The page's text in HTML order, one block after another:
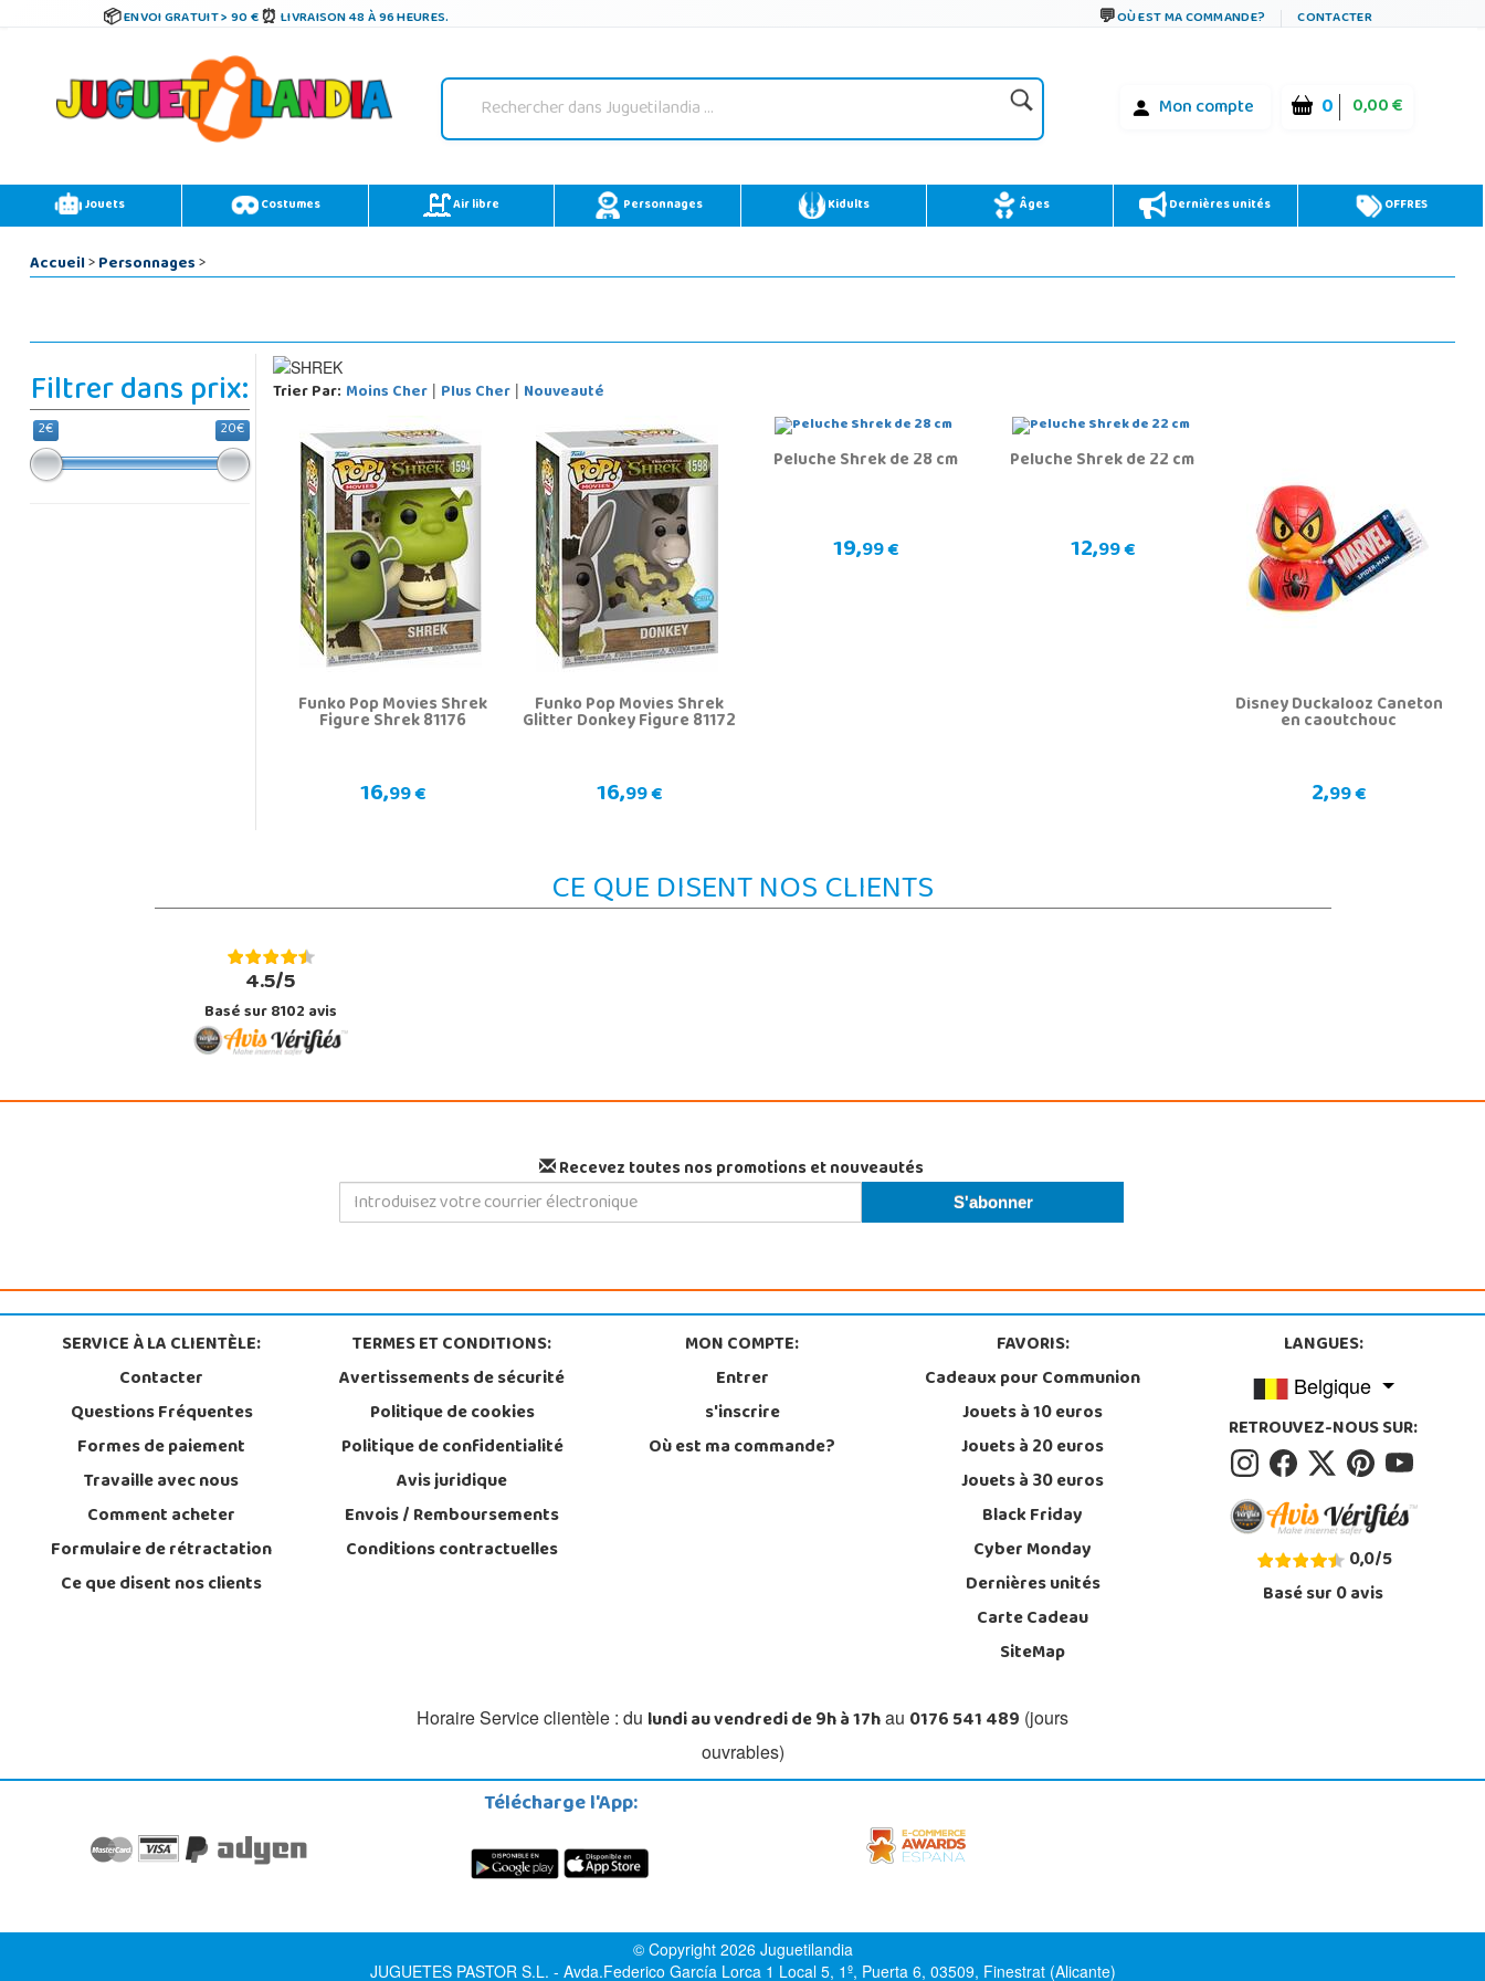
ENVOI GRATUIT > 90 € LIVRAISON 48 À 96 HEURES. OÙ EST MA COMMANDE? CONTACTER
Mon compte 0 0,00 €
Jouets Costumes Air libre Personnages Kidults Âges Dernières unités OFFRES
Accueil>Personnages>
Filtrer dans prix:
2€ 20€
Trier Par: Moins Cher| Plus Cher| Nouveauté
Funko Pop Movies Shrek
Figure Shrek 81176
16,99 €
Funko Pop Movies Shrek
Glitter Donkey Figure 81172
16,99 €
Peluche Shrek de 28 cm
19,99 €
Peluche Shrek de 22 cm
12,99 €
Disney Duckalooz Caneton
en caoutchouc
2,99 €
CE QUE DISENT NOS CLIENTS
4.5/5
Basé sur 8102 avis
Recevez toutes nos promotions et nouveautés
SERVICE À LA CLIENTÈLE:
Contacter
Questions Fréquentes
Formes de paiement
Travaille avec nous
Comment acheter
Formulaire de rétractation
Ce que disent nos clients
TERMES ET CONDITIONS:
Avertissements de sécurité
Politique de cookies
Politique de confidentialité
Avis juridique
Envois / Remboursements
Conditions contractuelles
MON COMPTE:
Entrer
s'inscrire
Où est ma commande?
FAVORIS:
Cadeaux pour Communion
Jouets à 10 euros
Jouets à 20 euros
Jouets à 30 euros
Black Friday
Cyber Monday
Dernières unités
Carte Cadeau
SiteMap
LANGUES:
Belgique
RETROUVEZ-NOUS SUR:
0,0/5
Basé sur0avis
Horaire Service clientèle : du lundi au vendredi de 9h à 17hau 0176 541 489 (jours
ouvrables)
Télécharge l'App:
© Copyright 2026 Juguetilandia
JUGUETES PASTOR S.L. - Avda.Federico García Lorca 1 Local 5, 1º, Puerta 6, 03509, Finestrat (Alicante)